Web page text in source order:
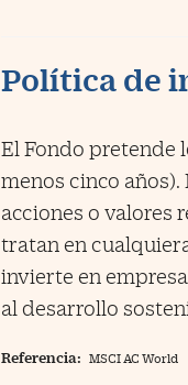
Política de
El Fondo pretende
menos cinco
acciones o valores
tratan en
invierte en
al desarrollo
Referencia: MSCI AC World